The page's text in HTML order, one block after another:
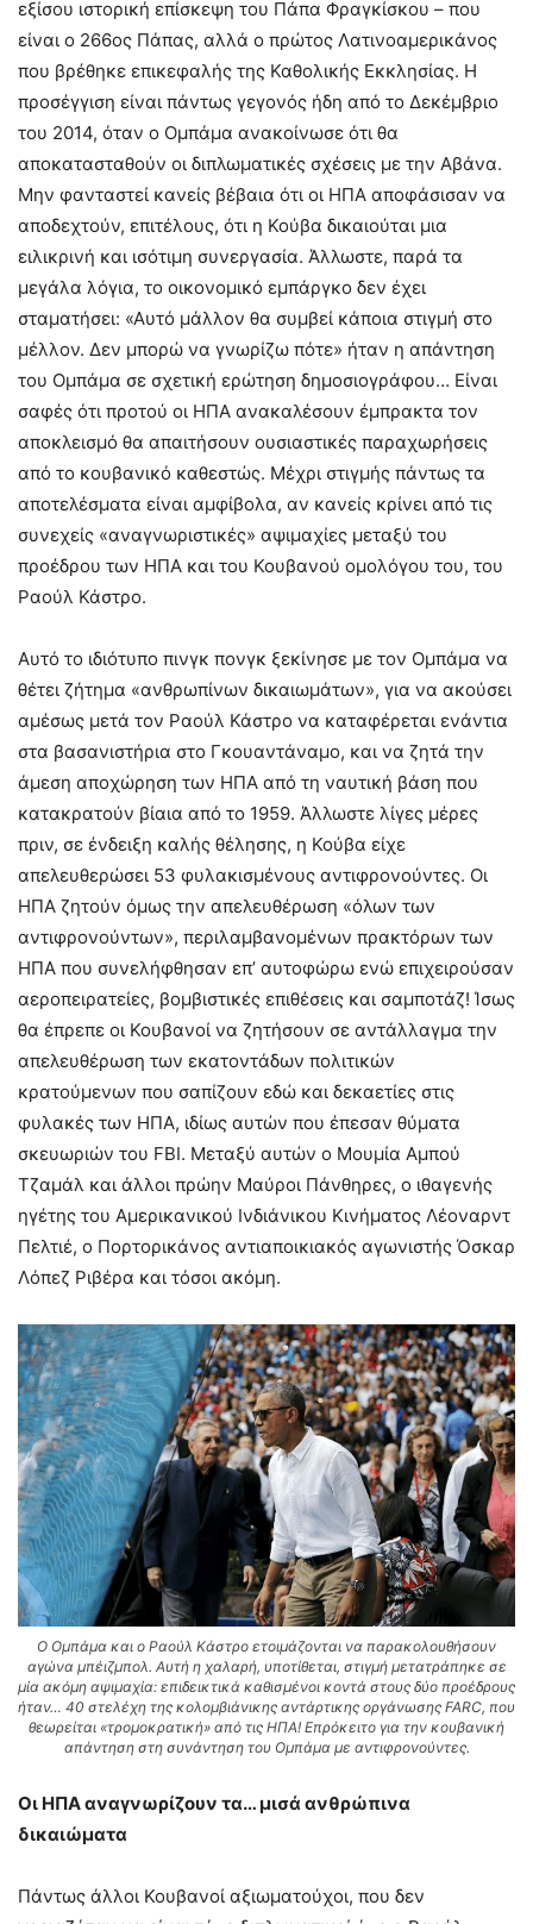
εξίσου ιστορική επίσκεψη του Πάπα Φραγκίσκου – που
είναι ο 266ος Πάπας, αλλά ο πρώτος Λατινοαμερικάνος
που βρέθηκε επικεφαλής της Καθολικής Εκκλησίας. Η
προσέγγιση είναι πάντως γεγονός ήδη από το Δεκέμβριο
του 2014, όταν ο Ομπάμα ανακοίνωσε ότι θα
αποκατασταθούν οι διπλωματικές σχέσεις με την Αβάνα.
Μην φανταστεί κανείς βέβαια ότι οι ΗΠΑ αποφάσισαν να
αποδεχτούν, επιτέλους, ότι η Κούβα δικαιούται μια
ειλικρινή και ισότιμη συνεργασία. Άλλωστε, παρά τα
μεγάλα λόγια, το οικονομικό εμπάργκο δεν έχει
σταματήσει: «Αυτό μάλλον θα συμβεί κάποια στιγμή στο
μέλλον. Δεν μπορώ να γνωρίζω πότε» ήταν η απάντηση
του Ομπάμα σε σχετική ερώτηση δημοσιογράφου… Είναι
σαφές ότι προτού οι ΗΠΑ ανακαλέσουν έμπρακτα τον
αποκλεισμό θα απαιτήσουν ουσιαστικές παραχωρήσεις
από το κουβανικό καθεστώς. Μέχρι στιγμής πάντως τα
αποτελέσματα είναι αμφίβολα, αν κανείς κρίνει από τις
συνεχείς «αναγνωριστικές» αψιμαχίες μεταξύ του
προέδρου των ΗΠΑ και του Κουβανού ομολόγου του, του
Ραούλ Κάστρο.
Αυτό το ιδιότυπο πινγκ πονγκ ξεκίνησε με τον Ομπάμα να
θέτει ζήτημα «ανθρωπίνων δικαιωμάτων», για να ακούσει
αμέσως μετά τον Ραούλ Κάστρο να καταφέρεται ενάντια
στα βασανιστήρια στο Γκουαντάναμο, και να ζητά την
άμεση αποχώρηση των ΗΠΑ από τη ναυτική βάση που
κατακρατούν βίαια από το 1959. Άλλωστε λίγες μέρες
πριν, σε ένδειξη καλής θέλησης, η Κούβα είχε
απελευθερώσει 53 φυλακισμένους αντιφρονούντες. Οι
ΗΠΑ ζητούν όμως την απελευθέρωση «όλων των
αντιφρονούντων», περιλαμβανομένων πρακτόρων των
ΗΠΑ που συνελήφθησαν επ’ αυτοφώρω ενώ επιχειρούσαν
αεροπειρατείες, βομβιστικές επιθέσεις και σαμποτάζ! Ίσως
θα έπρεπε οι Κουβανοί να ζητήσουν σε αντάλλαγμα την
απελευθέρωση των εκατοντάδων πολιτικών
κρατούμενων που σαπίζουν εδώ και δεκαετίες στις
φυλακές των ΗΠΑ, ιδίως αυτών που έπεσαν θύματα
σκευωριών του FBI. Μεταξύ αυτών ο Μουμία Αμπού
Τζαμάλ και άλλοι πρώην Μαύροι Πάνθηρες, ο ιθαγενής
ηγέτης του Αμερικανικού Ινδιάνικου Κινήματος Λέοναρντ
Πελτιέ, ο Πορτορικάνος αντιαποικιακός αγωνιστής Όσκαρ
Λόπεζ Ριβέρα και τόσοι ακόμη.
Ο Ομπάμα και ο Ραούλ Κάστρο ετοιμάζονται να παρακολουθήσουν
αγώνα μπέιζμπολ. Αυτή η χαλαρή, υποτίθεται, στιγμή μετατράπηκε σε
μία ακόμη αψιμαχία: επιδεικτικά καθισμένοι κοντά στους δύο προέδρους
ήταν… 40 στελέχη της κολομβιάνικης αντάρτικης οργάνωσης FARC, που
θεωρείται «τρομοκρατική» από τις ΗΠΑ! Επρόκειτο για την κουβανική
απάντηση στη συνάντηση του Ομπάμα με αντιφρονούντες.
Οι ΗΠΑ αναγνωρίζουν τα… μισά ανθρώπινα
δικαιώματα
Πάντως άλλοι Κουβανοί αξιωματούχοι, που δεν